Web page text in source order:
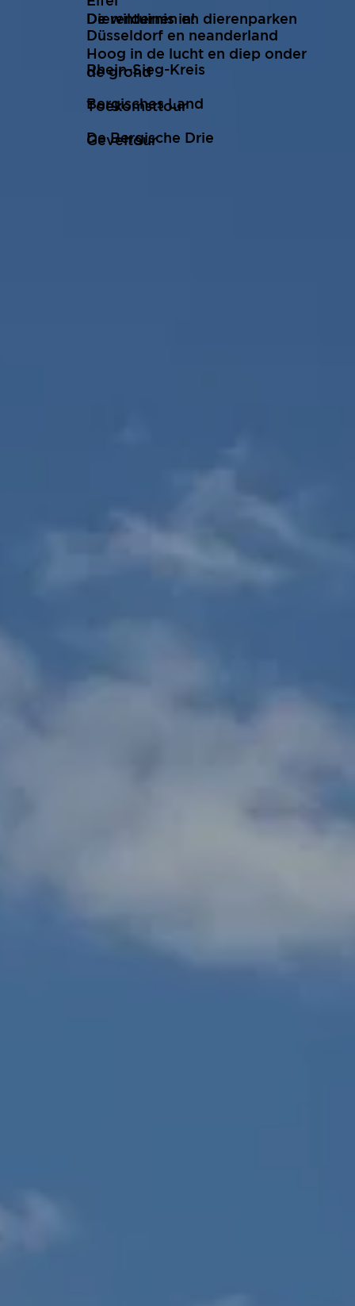
De wildernis in!
Hoog in de lucht en diep onder
de grond
Toekomsttour
Geveltour
Düsseldorf en neanderland
Rhein-Sieg-Kreis
Bergisches Land
De Bergische Drie
Dierentuinen en dierenparken